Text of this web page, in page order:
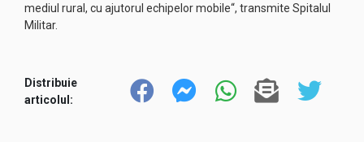
mediul rural, cu ajutorul echipelor mobile“, transmite Spitalul
Militar.
Distribuie
articolul: